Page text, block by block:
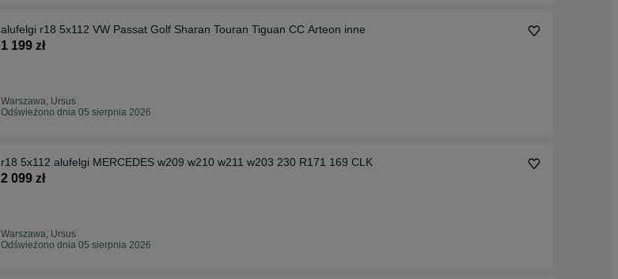
alufelgi r18 5x112 VW Passat Golf Sharan Touran Tiguan CC Arteon inne
1 199 zł
Warszawa, Ursus
Odświeżono dnia 05 sierpnia 2026
r18 5x112 alufelgi MERCEDES w209 w210 w211 w203 230 R171 169 CLK
2 099 zł
Warszawa, Ursus
Odświeżono dnia 05 sierpnia 2026